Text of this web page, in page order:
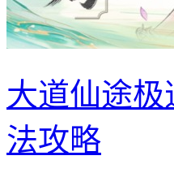
大道仙途
法攻略